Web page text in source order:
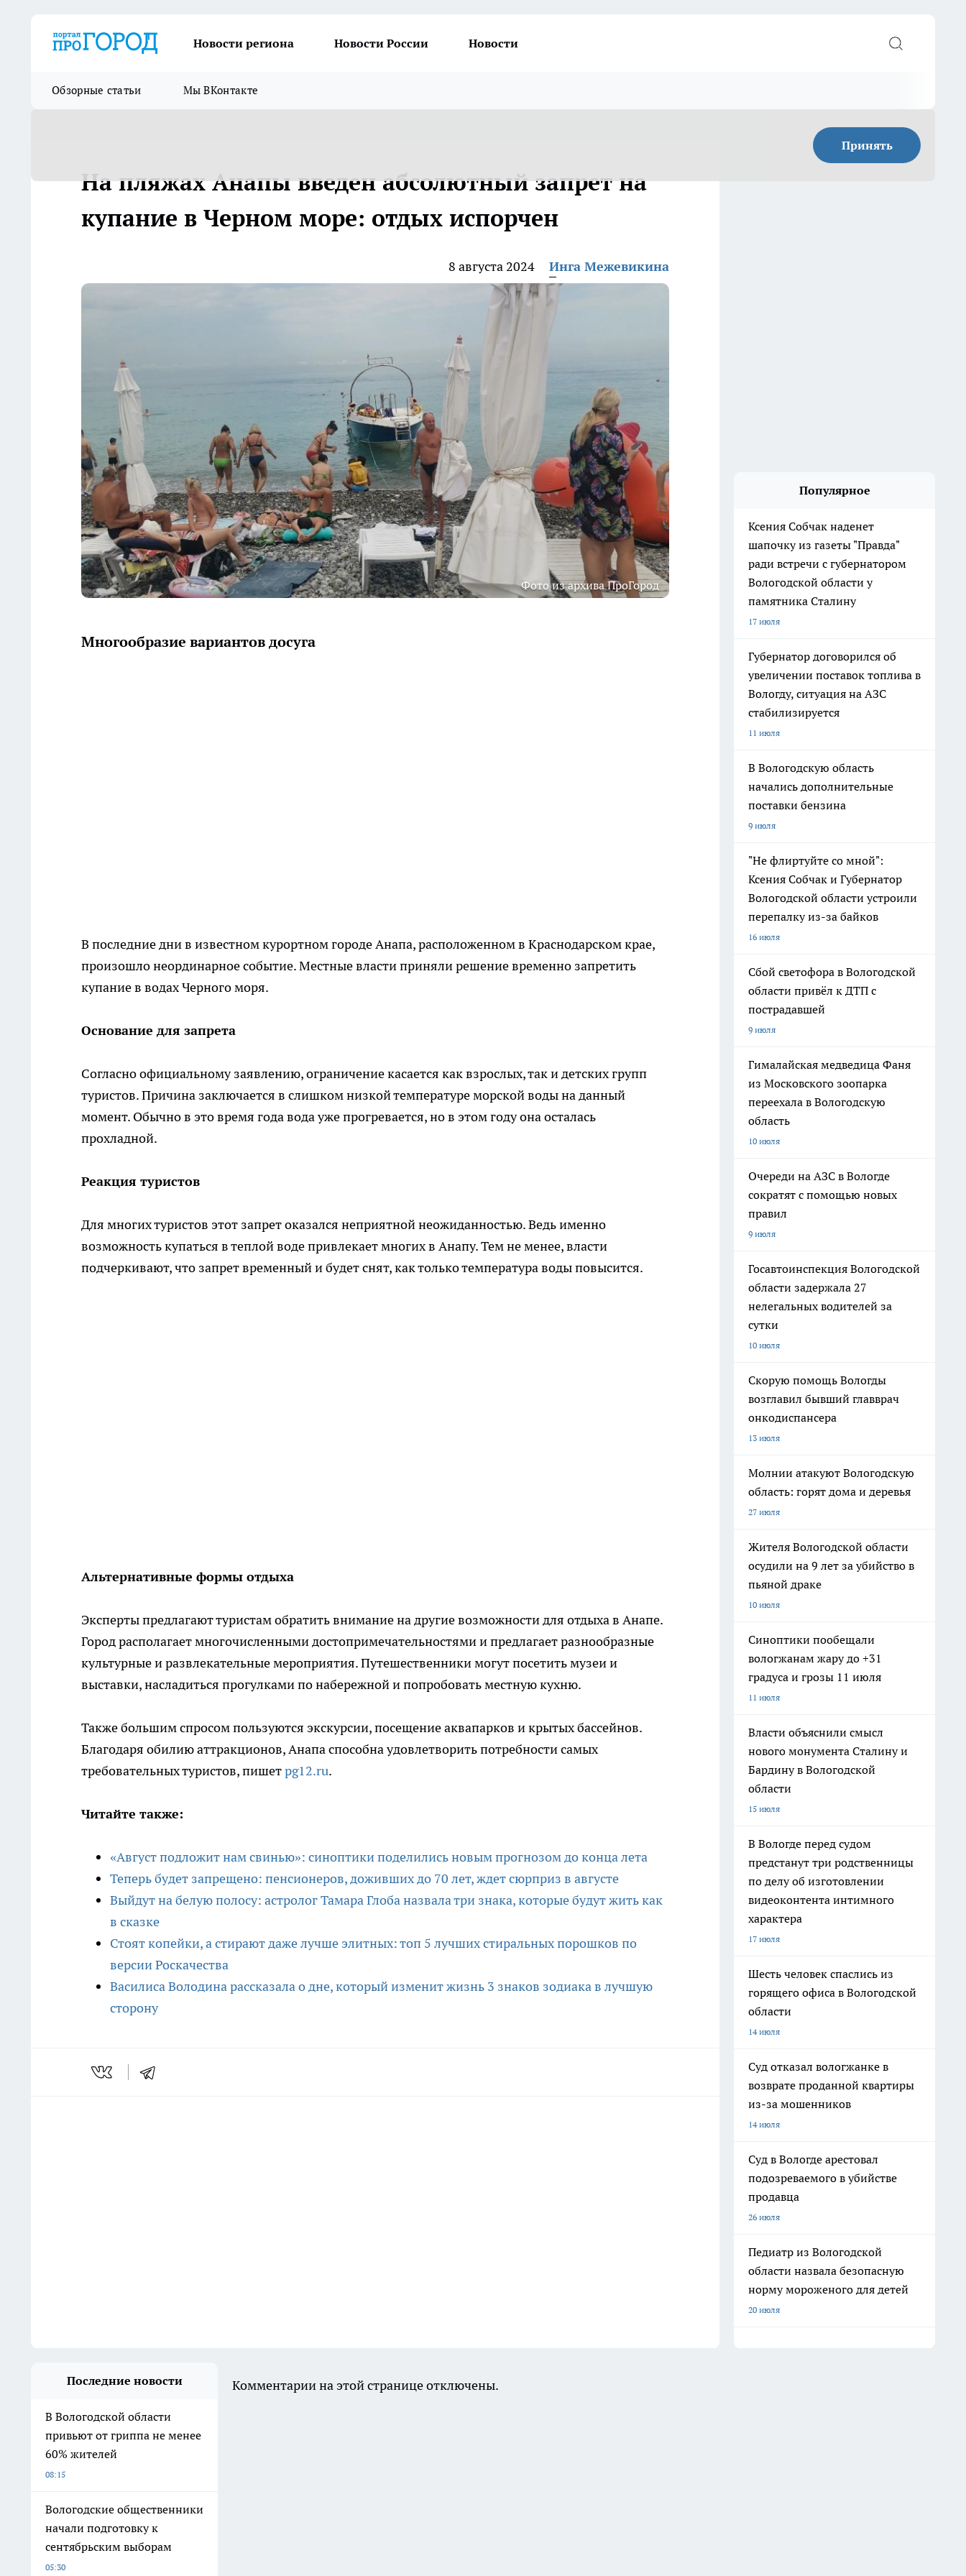
Новости региона Новости России Новости
Обзорные статьи Мы ВКонтакте
Принять
На пляжах Анапы введен абсолютный запрет на
купание в Черном море: отдых испорчен
8 августа 2024 Инга Межевикина
Фото из архива ПроГород
Многообразие вариантов досуга
В последние дни в известном курортном городе Анапа, расположенном в Краснодарском крае,
произошло неординарное событие. Местные власти приняли решение временно запретить
купание в водах Черного моря.
Основание для запрета
Согласно официальному заявлению, ограничение касается как взрослых, так и детских групп
туристов. Причина заключается в слишком низкой температуре морской воды на данный
момент. Обычно в это время года вода уже прогревается, но в этом году она осталась
прохладной.
Реакция туристов
Для многих туристов этот запрет оказался неприятной неожиданностью. Ведь именно
возможность купаться в теплой воде привлекает многих в Анапу. Тем не менее, власти
подчеркивают, что запрет временный и будет снят, как только температура воды повысится.
Альтернативные формы отдыха
Эксперты предлагают туристам обратить внимание на другие возможности для отдыха в Анапе.
Город располагает многочисленными достопримечательностями и предлагает разнообразные
культурные и развлекательные мероприятия. Путешественники могут посетить музеи и
выставки, насладиться прогулками по набережной и попробовать местную кухню.
Также большим спросом пользуются экскурсии, посещение аквапарков и крытых бассейнов.
Благодаря обилию аттракционов, Анапа способна удовлетворить потребности самых
требовательных туристов, пишетpg12.ru.
Читайте также:
«Август подложит нам свинью»: синоптики поделились новым прогнозом до конца лета
Теперь будет запрещено: пенсионеров, доживших до 70 лет, ждет сюрприз в августе
Выйдут на белую полосу: астролог Тамара Глоба назвала три знака, которые будут жить как
в сказке
Стоят копейки, а стирают даже лучше элитных: топ 5 лучших стиральных порошков по
версии Роскачества
Василиса Володина рассказала о дне, который изменит жизнь 3 знаков зодиака в лучшую
сторону
Популярное
Ксения Собчак наденет
шапочку из газеты "Правда"
ради встречи с губернатором
Вологодской области у
памятника Сталину
17 июля
Губернатор договорился об
увеличении поставок топлива в
Вологду, ситуация на АЗС
стабилизируется
11 июля
В Вологодскую область
начались дополнительные
поставки бензина
9 июля
"Не флиртуйте со мной":
Ксения Собчак и Губернатор
Вологодской области устроили
перепалку из-за байков
16 июля
Сбой светофора в Вологодской
области привёл к ДТП с
пострадавшей
9 июля
Гималайская медведица Фаня
из Московского зоопарка
переехала в Вологодскую
область
10 июля
Очереди на АЗС в Вологде
сократят с помощью новых
правил
9 июля
Госавтоинспекция Вологодской
области задержала 27
нелегальных водителей за
сутки
10 июля
Скорую помощь Вологды
возглавил бывший главврач
онкодиспансера
13 июля
Молнии атакуют Вологодскую
область: горят дома и деревья
27 июля
Жителя Вологодской области
осудили на 9 лет за убийство в
пьяной драке
10 июля
Синоптики пообещали
вологжанам жару до +31
градуса и грозы 11 июля
11 июля
Власти объяснили смысл
нового монумента Сталину и
Бардину в Вологодской
области
15 июля
В Вологде перед судом
предстанут три родственницы
по делу об изготовлении
видеоконтента интимного
характера
17 июля
Шесть человек спаслись из
горящего офиса в Вологодской
области
14 июля
Суд отказал вологжанке в
возврате проданной квартиры
из-за мошенников
14 июля
Суд в Вологде арестовал
подозреваемого в убийстве
продавца
26 июля
Педиатр из Вологодской
области назвала безопасную
норму мороженого для детей
20 июля
Последние новости
В Вологодской области
привьют от гриппа не менее
60% жителей
08:15
Вологодские общественники
начали подготовку к
сентябрьским выборам
05:30
Комментарии на этой странице отключены.